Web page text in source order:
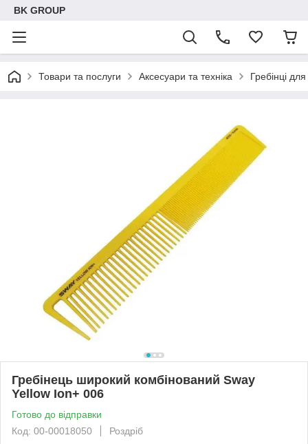
BK GROUP
Товари та послуги Аксесуари та техніка Гребінці
Гребінець широкий комбінований Sway
Yellow Ion+ 006
Готово до відправки
Код: 00-00018050
Роздріб